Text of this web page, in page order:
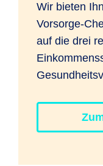
Wir bieten
Vorsorge-
auf die drei